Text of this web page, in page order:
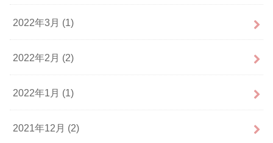
2022年3月 (1)
2022年2月 (2)
2022年1月 (1)
2021年12月 (2)